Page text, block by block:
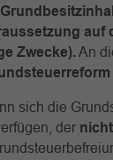
auf
Zwecke).An
sich die
der